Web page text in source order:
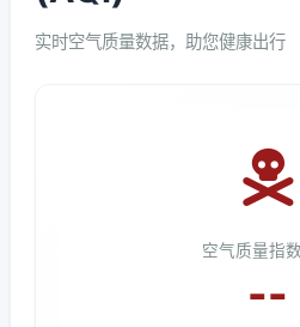
实时空气质量数据，助您健康出行
空气质量指
--